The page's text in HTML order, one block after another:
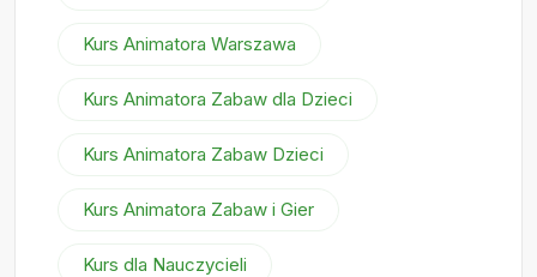
Kurs Animatora Warszawa
Kurs Animatora Zabaw dla Dzieci
Kurs Animatora Zabaw Dzieci
Kurs Animatora Zabaw i Gier
Kurs dla Nauczycieli